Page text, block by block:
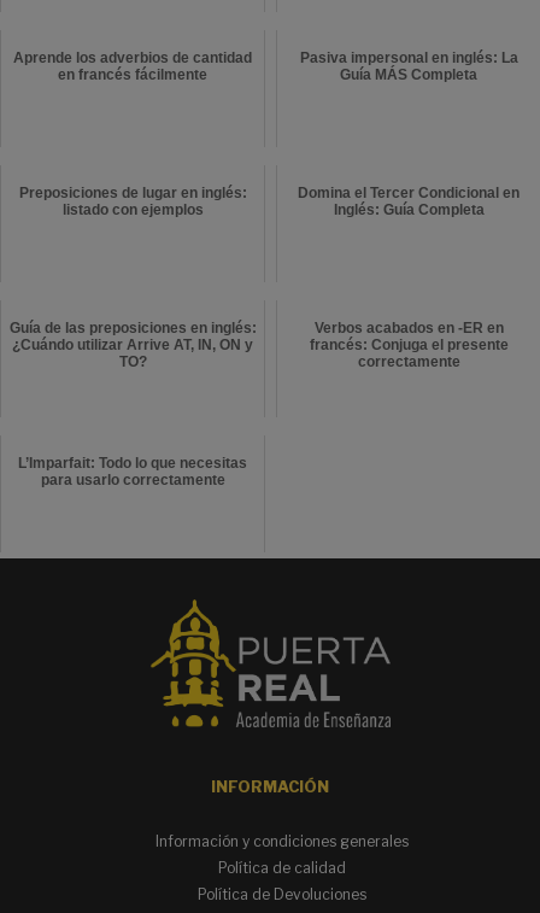
Aprende los adverbios de cantidad
en francés fácilmente
Pasiva impersonal en inglés: La
Guía MÁS Completa
Preposiciones de lugar en inglés:
listado con ejemplos
Domina el Tercer Condicional en
Inglés: Guía Completa
Guía de las preposiciones en inglés:
¿Cuándo utilizar Arrive AT, IN, ON y
TO?
Verbos acabados en -ER en
francés: Conjuga el presente
correctamente
L’Imparfait: Todo lo que necesitas
para usarlo correctamente
INFORMACIÓN
Información y condiciones generales
Política de calidad
Política de Devoluciones